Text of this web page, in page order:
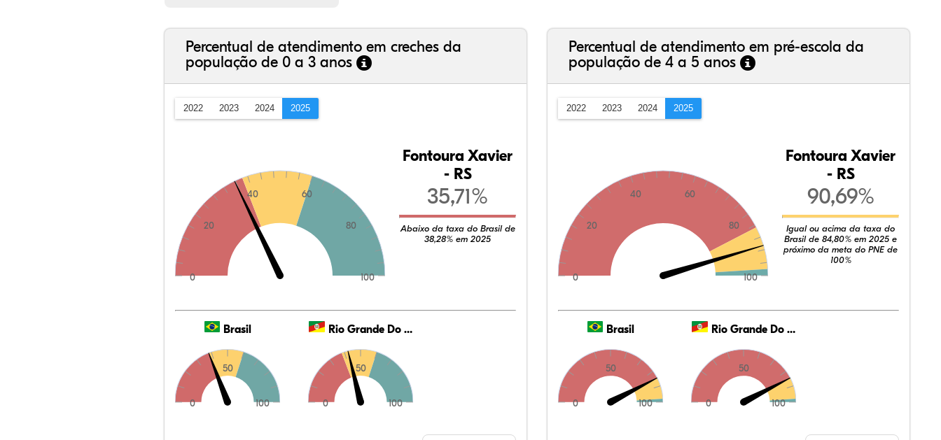
Percentual de atendimento em creches da
população de 0 a 3 anos
2022 2023 2024 2025
0
20
40 60
80
100
Fontoura Xavier
- RS
35,71%
Abaixo da taxa do Brasil de
38,28% em 2025
Brasil
0
50
100
Rio Grande Do Sul
0
50
100
Percentual de atendimento em pré-escola da
população de 4 a 5 anos
2022 2023 2024 2025
0
20
40 60
80
100
Fontoura Xavier
- RS
90,69%
Igual ou acima da taxa do
Brasil de 84,80% em 2025 e
próximo da meta do PNE de
100%
Brasil
0
50
100
Rio Grande Do Sul
0
50
100
78,44%
7,38%
0,13%
13,39%
0,59%
0,07%
35,47%
7,72%
0,47%
54,20%
0,83%
1,31%